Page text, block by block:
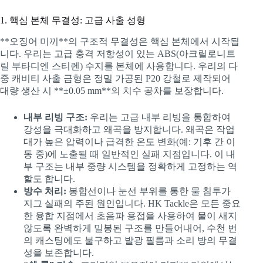
1. 핵심 본체 무결성: 고급 사출 성형
**오징어 미끼**의 구조적 무결성은 핵심 본체에서 시작됩
니다. 우리는 고급 충격 저항성이 있는 ABS(아크릴로니트
릴 부타디엔 스티렌) 수지를 본체에 사용합니다. 우리의 다
중 캐비티 사출 금형은 정밀 가공된 P20 강철로 제작되어
대량 생산 시 **±0.05 mm**의 치수 공차를 보장합니다.
내부 리빙 구조: 우리는 고급 내부 리빙을 통합하여
강성을 극대화하고 왜곡을 방지합니다. 왜곡은 작업
대가 높은 압력이나 급격한 온도 변화(예: 기후 간 이
동 중)에 노출될 때 일반적인 실패 지점입니다. 이 내
부 구조는 내부 중량 시스템을 정확하게 고정하는 역
할도 합니다.
방수 처리: 봉합선이나 눈선 부위를 통한 물 침투가
지그 실패의 주된 원인입니다. HK Tackle은 모든 중요
한 융합 지점에서 초음파 용접을 사용하여 물이 새지
않도록 완벽하게 밀봉된 구조를 만들어내어, 수천 번
의 캐스팅에도 불구하고 발광 필름과 소리 방의 무결
성을 보존합니다.